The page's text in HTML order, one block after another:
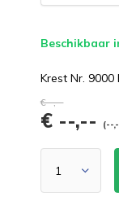
Beschikbaar
Krest Nr.
€--,--
€ --,-- (--